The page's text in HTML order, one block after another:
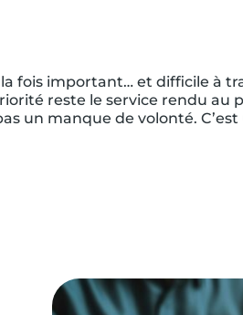
fois important… et difficile à
reste le service rendu au
un manque de volonté.